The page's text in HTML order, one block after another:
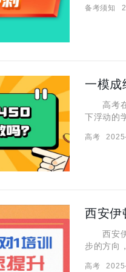
会，更是
备考须知
高考在
下浮动的
刺一把
高考
西安伊
西安伊
步的方向
高考